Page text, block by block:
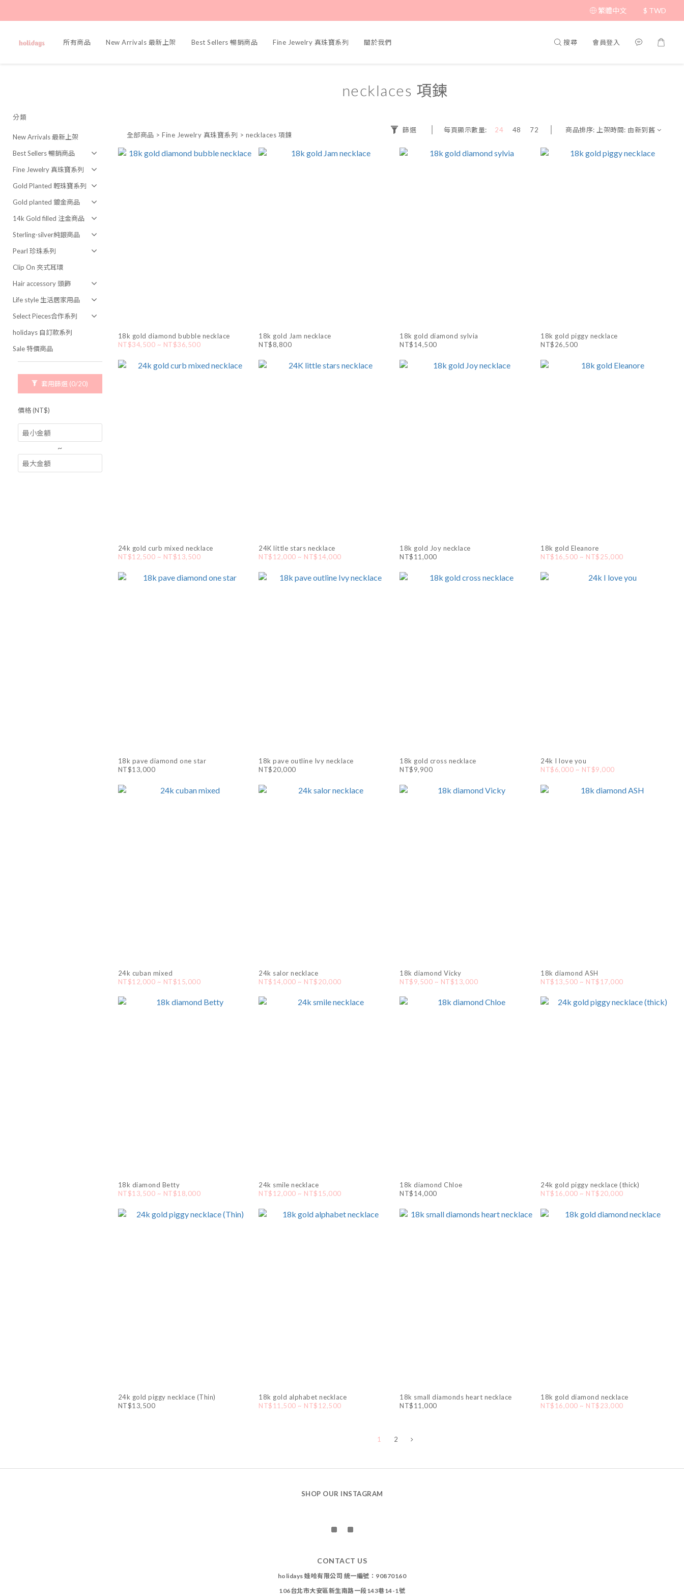
繁體中文 $ TWD
所有商品 New Arrivals 最新上架 Best Sellers 暢銷商品 Fine Jewelry 真珠寶系列 關於我們 搜尋 會員登入
分類
New Arrivals 最新上架
Best Sellers 暢銷商品
Fine Jewelry 真珠寶系列
Gold Planted 輕珠寶系列
Gold planted 鍍金商品
14k Gold filled 注金商品
Sterling-silver純銀商品
Pearl 珍珠系列
Clip On 夾式耳環
Hair accessory 頭飾
Life style 生活居家用品
Select Pieces合作系列
holidays 自訂款系列
Sale 特價商品
套用篩選 (0/20)
價格 (NT$)
~
necklaces 項鍊
全部商品 >Fine Jewelry 真珠寶系列 > necklaces 項鍊
篩選 每頁顯示數量: 24 48 72 商品排序: 上架時間: 由新到舊
18k gold diamond bubble necklace
NT$34,500 ~ NT$36,500
18k gold Jam necklace
NT$8,800
18k gold diamond sylvia
NT$14,500
18k gold piggy necklace
NT$26,500
24k gold curb mixed necklace
NT$12,500 ~ NT$13,500
24K little stars necklace
NT$12,000 ~ NT$14,000
18k gold Joy necklace
NT$11,000
18k gold Eleanore
NT$16,500 ~ NT$25,000
18k pave diamond one star
NT$13,000
18k pave outline Ivy necklace
NT$20,000
18k gold cross necklace
NT$9,900
24k I love you
NT$6,000 ~ NT$9,000
24k cuban mixed
NT$12,000 ~ NT$15,000
24k salor necklace
NT$14,000 ~ NT$20,000
18k diamond Vicky
NT$9,500 ~ NT$13,000
18k diamond ASH
NT$13,500 ~ NT$17,000
18k diamond Betty
NT$13,500 ~ NT$18,000
24k smile necklace
NT$12,000 ~ NT$15,000
18k diamond Chloe
NT$14,000
24k gold piggy necklace (thick)
NT$16,000 ~ NT$20,000
24k gold piggy necklace (Thin)
NT$13,500
18k gold alphabet necklace
NT$11,500 ~ NT$12,500
18k small diamonds heart necklace
NT$11,000
18k gold diamond necklace
NT$16,000 ~ NT$23,000
1 2
SHOP OUR INSTAGRAM
CONTACT US
holidays 娃哈有限公司 統一編號：90870160
106台北市大安區新生南路一段143巷14-1號